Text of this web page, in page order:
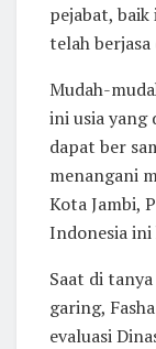
pejabat,
telah
Mudah-
ini usia yang
dapat ber
menangani
Kota Jambi,
Indonesia ini
Saat di
garing,
evaluasi